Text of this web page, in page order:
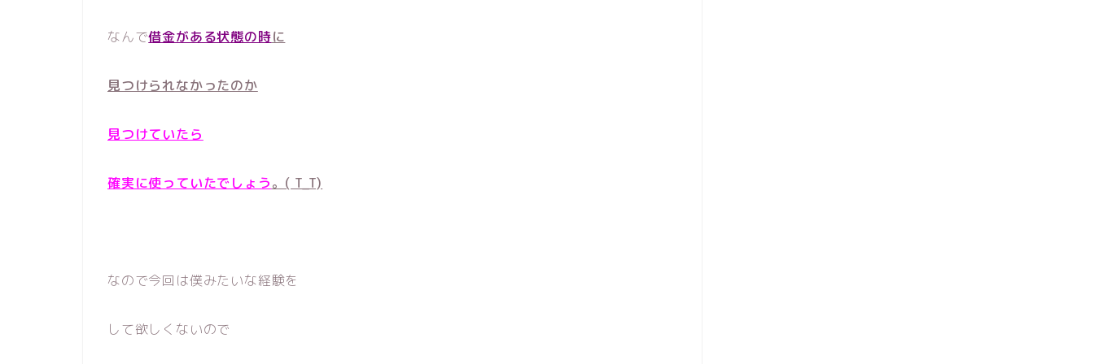
なんで借金がある状態の時に
見つけられなかったのか
見つけていたら
確実に使っていたでしょう。( T_T)
なので今回は僕みたいな経験を
して欲しくないので